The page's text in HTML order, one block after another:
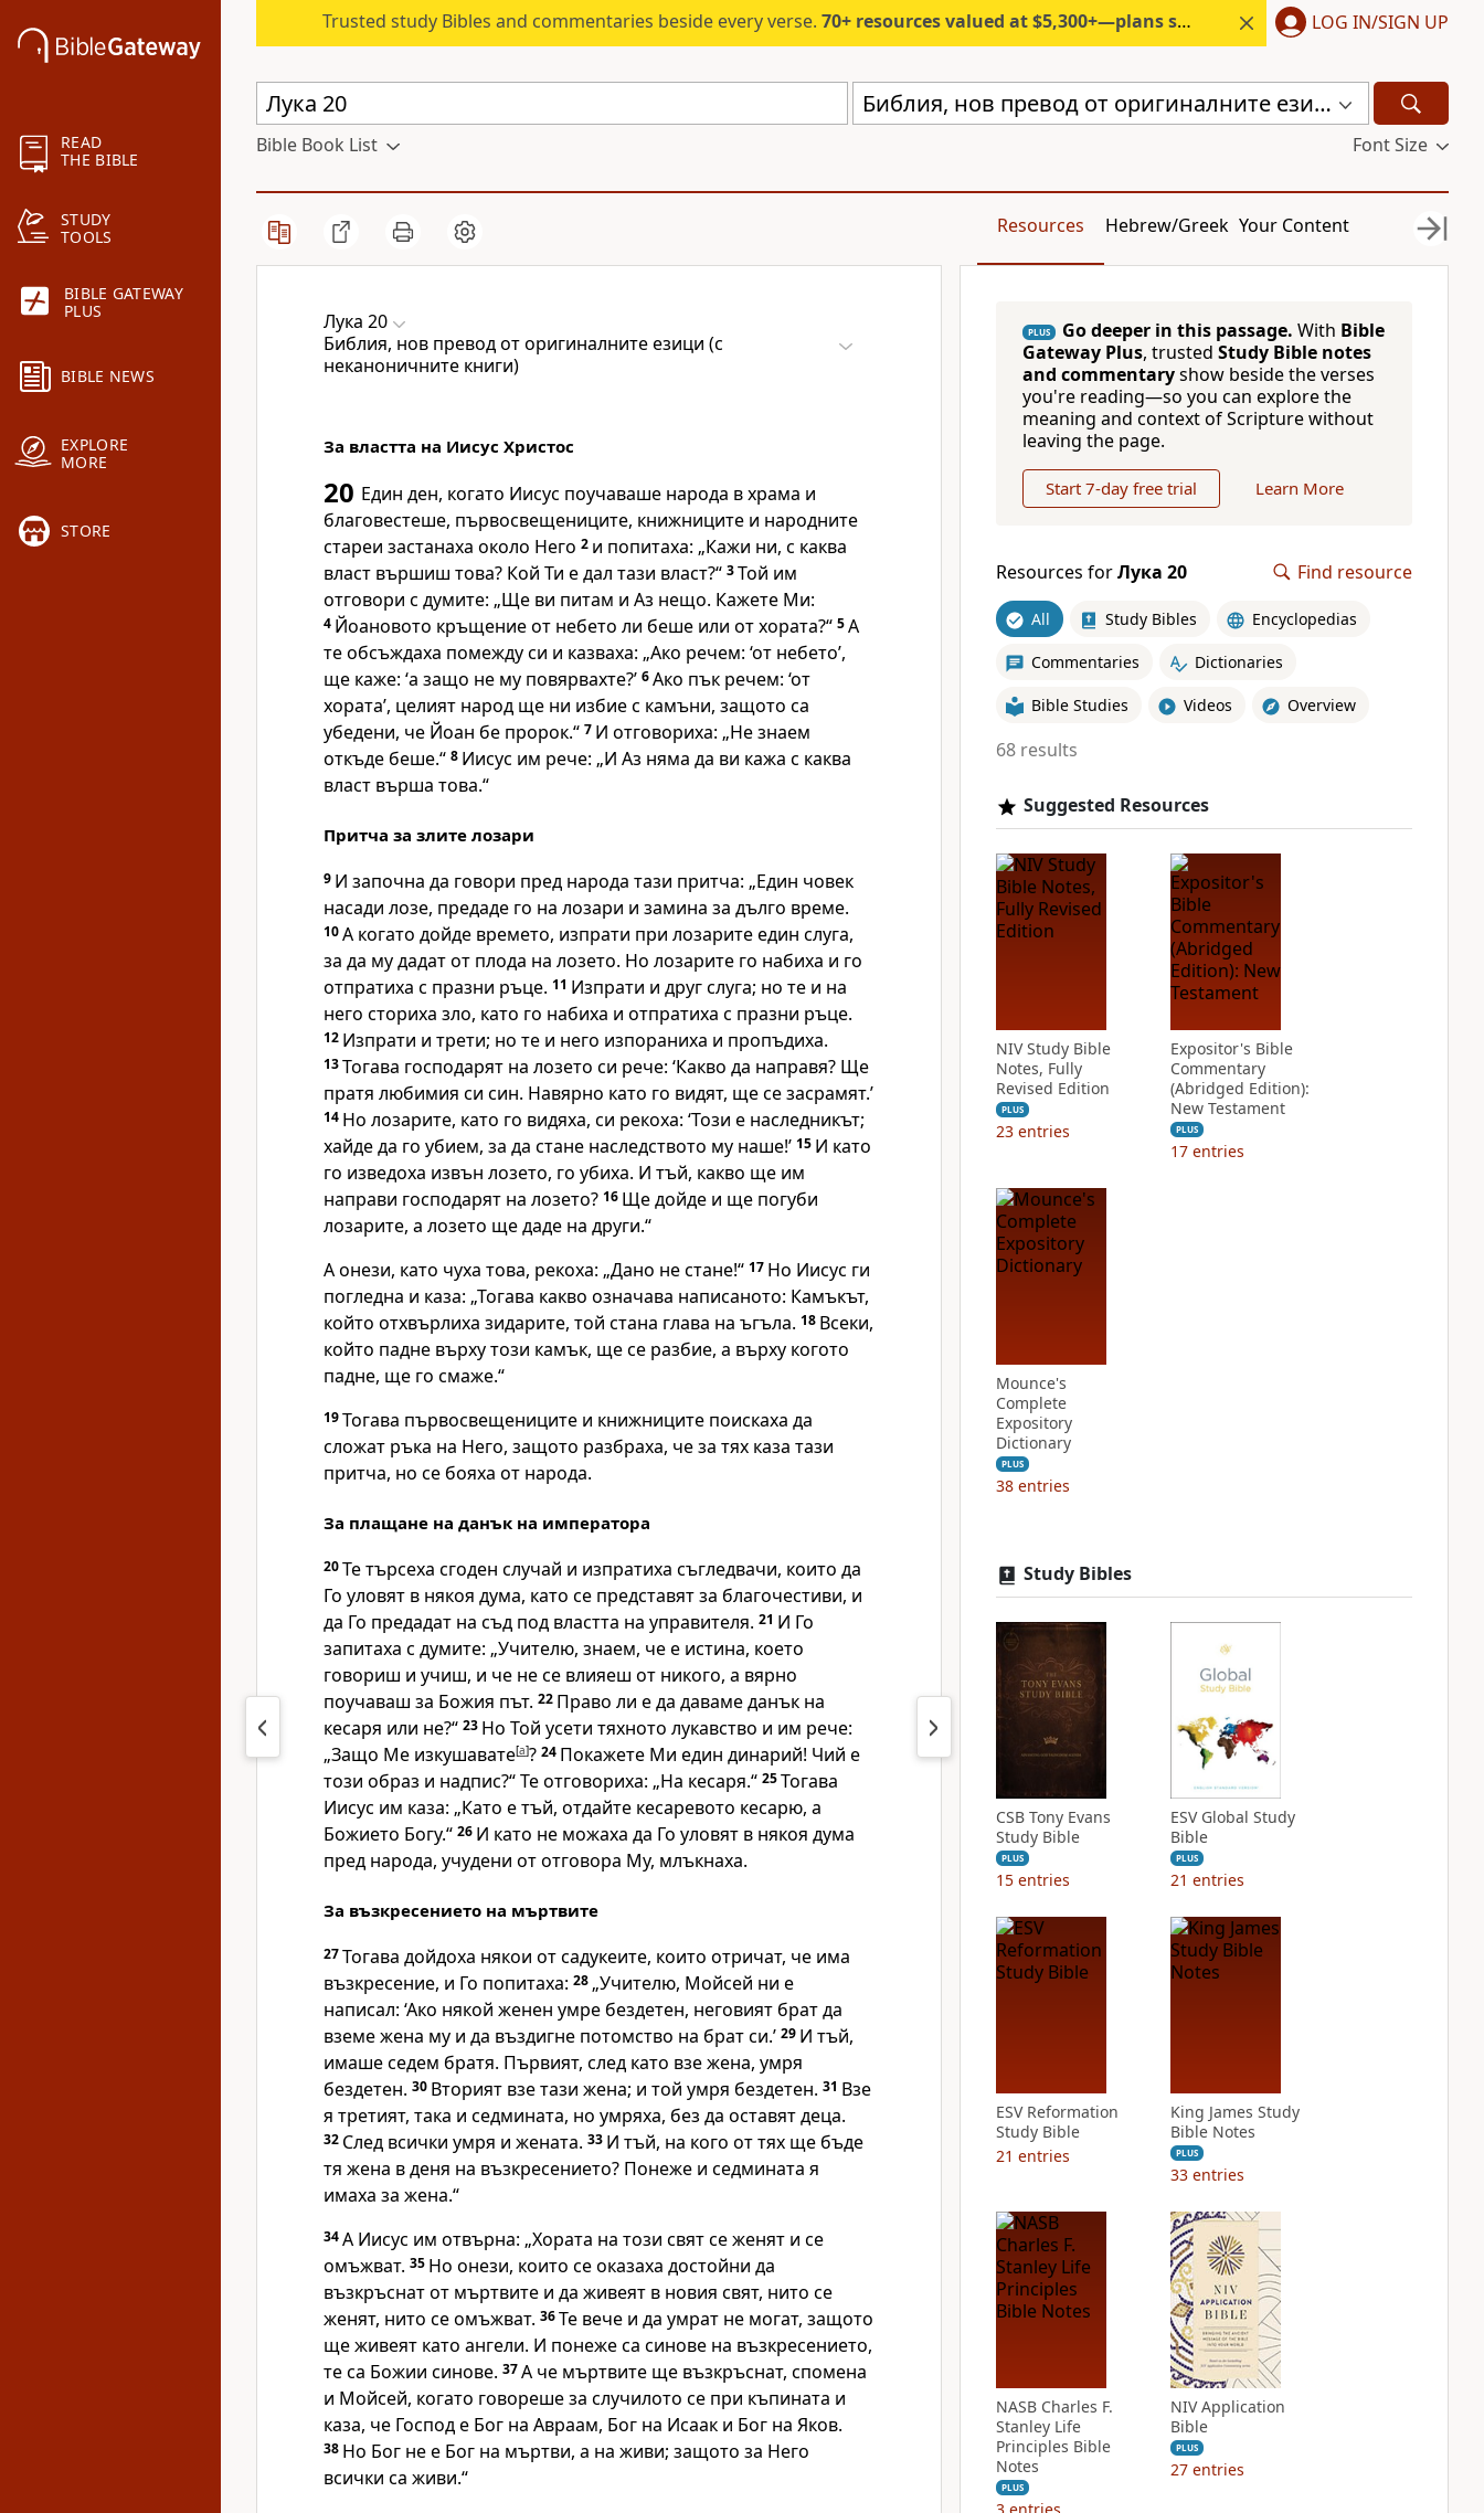
READ
THE BIBLE
STUDY
TOOLS
BIBLE GATEWAY
PLUS
BIBLE NEWS
EXPLORE
MORE
STORE
Trusted study Bibles and commentaries beside every verse. 70+ resources valued at $5,300+—plans start under $6/month. LOG IN/SIGN UP
Библия, нов превод от оригиналните езици (с неканоничните книги) (CBT)
Bible Book List Font Size
Resources Hebrew/Greek Your Content
Лука 20
Библия, нов превод от оригиналните езици (с
неканоничните книги)
За властта на Иисус Христос
20 Един ден, когато Иисус поучаваше народа в храма и
благовестеше, първосвещениците, книжниците и народните
стареи застанаха около Него 2 и попитаха: „Кажи ни, с каква
власт вършиш това? Кой Ти е дал тази власт?“ 3Той им
отговори с думите: „Ще ви питам и Аз нещо. Кажете Ми:
4 Йоановото кръщение от небето ли беше или от хората?“ 5А
те обсъждаха помежду си и казваха: „Ако речем: ‘от небето’,
ще каже: ‘а защо не му повярвахте?’ 6Ако пък речем: ‘от
хората’, целият народ ще ни избие с камъни, защото са
убедени, че Йоан бе пророк.“ 7 И отговориха: „Не знаем
откъде беше.“ 8 Иисус им рече: „И Аз няма да ви кажа с каква
власт върша това.“
Притча за злите лозари
9 И започна да говори пред народа тази притча: „Един човек
насади лозе, предаде го на лозари и замина за дълго време.
10А когато дойде времето, изпрати при лозарите един слуга,
за да му дадат от плода на лозето. Но лозарите го набиха и го
отпратиха с празни ръце. 11 Изпрати и друг слуга; но те и на
него сториха зло, като го набиха и отпратиха с празни ръце.
12 Изпрати и трети; но те и него изпораниха и пропъдиха.
13Тогава господарят на лозето си рече: ‘Какво да направя? Ще
пратя любимия си син. Навярно като го видят, ще се засрамят.’
14 Но лозарите, като го видяха, си рекоха: ‘Този е наследникът;
хайде да го убием, за да стане наследството му наше!’ 15 И като
го изведоха извън лозето, го убиха. И тъй, какво ще им
направи господарят на лозето? 16 Ще дойде и ще погуби
лозарите, а лозето ще даде на други.“
А онези, като чуха това, рекоха: „Дано не стане!“ 17 Но Иисус ги
погледна и каза: „Тогава какво означава написаното: Камъкът,
който отхвърлиха зидарите, той стана глава на ъгъла. 18 Всеки,
който падне върху този камък, ще се разбие, а върху когото
падне, ще го смаже.“
19Тогава първосвещениците и книжниците поискаха да
сложат ръка на Него, защото разбраха, че за тях каза тази
притча, но се бояха от народа.
За плащане на данък на императора
20Те търсеха сгоден случай и изпратиха съгледвачи, които да
Го уловят в някоя дума, като се представят за благочестиви, и
да Го предадат на съд под властта на управителя. 21 И Го
запитаха с думите: „Учителю, знаем, че е истина, което
говориш и учиш, и че не се влияеш от никого, а вярно
поучаваш за Божия път. 22 Право ли е да даваме данък на
кесаря или не?“ 23 Но Той усети тяхното лукавство и им рече:
„Защо Ме изкушавате[a]? 24 Покажете Ми един динарий! Чий е
този образ и надпис?“ Те отговориха: „На кесаря.“ 25Тогава
Иисус им каза: „Като е тъй, отдайте кесаревото кесарю, а
Божието Богу.“ 26 И като не можаха да Го уловят в някоя дума
пред народа, учудени от отговора Му, млъкнаха.
За възкресението на мъртвите
27Тогава дойдоха някои от садукеите, които отричат, че има
възкресение, и Го попитаха: 28 „Учителю, Мойсей ни е
написал: ‘Ако някой женен умре бездетен, неговият брат да
вземе жена му и да въздигне потомство на брат си.’ 29 И тъй,
имаше седем братя. Първият, след като взе жена, умря
бездетен. 30 Вторият взе тази жена; и той умря бездетен. 31 Взе
я третият, така и седмината, но умряха, без да оставят деца.
32 След всички умря и жената. 33 И тъй, на кого от тях ще бъде
тя жена в деня на възкресението? Понеже и седмината я
имаха за жена.“
34А Иисус им отвърна: „Хората на този свят се женят и се
омъжват. 35 Но онези, които се оказаха достойни да
възкръснат от мъртвите и да живеят в новия свят, нито се
женят, нито се омъжват. 36Те вече и да умрат не могат, защото
ще живеят като ангели. И понеже са синове на възкресението,
те са Божии синове. 37А че мъртвите ще възкръснат, спомена
и Мойсей, когато говореше за случилото се при къпината и
каза, че Господ е Бог на Авраам, Бог на Исаак и Бог на Яков.
38 Но Бог не е Бог на мъртви, а на живи; защото за Него
всички са живи.“
PLUS Go deeper in this passage. With Bible
Gateway Plus, trusted Study Bible notes
and commentaryshow beside the verses
you're reading—so you can explore the
meaning and context of Scripture without
leaving the page.
Start 7-day free trial Learn More
Resources forЛука 20 Find resource
All Study Bibles Encyclopedias
Commentaries Dictionaries
Bible Studies Videos Overview
68 results
Suggested Resources
NIV Study Bible
Notes, Fully
Revised Edition
PLUS
23 entries
Expositor's Bible
Commentary
(Abridged Edition):
New Testament
PLUS
17 entries
Mounce's
Complete
Expository
Dictionary
PLUS
38 entries
Study Bibles
CSB Tony Evans
Study Bible
PLUS
15 entries
ESV Global Study
Bible
PLUS
21 entries
ESV Reformation
Study Bible
21 entries
King James Study
Bible Notes
PLUS
33 entries
NASB Charles F.
Stanley Life
Principles Bible
Notes
PLUS
NIV Application
Bible
PLUS
27 entries